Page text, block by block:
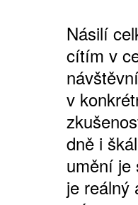
Násilí
cítím v
v
dně i
umění je
je reálný